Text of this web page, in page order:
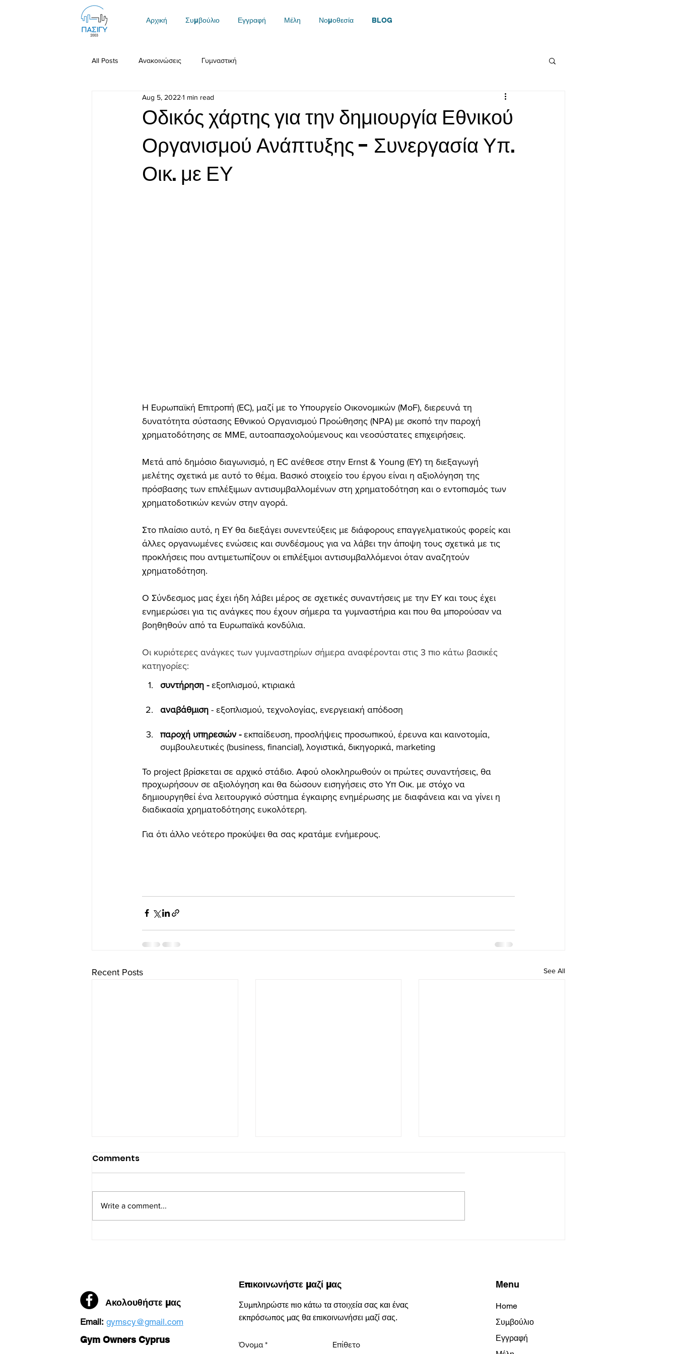
Αρχική Συμβούλιο Εγγραφή Μέλη Νομοθεσία BLOG
All Posts Ανακοινώσεις Γυμναστική
Οδικός χάρτης για την δημιουργία Εθνικού
Οργανισμού Ανάπτυξης - Συνεργασία Υπ.
Οικ. με ΕΥ
Aug 5, 2022 1 min read
Η Ευρωπαϊκή Επιτροπή (EC), μαζί με το Υπουργείο Οικονομικών (MoF), διερευνά τη
δυνατότητα σύστασης Εθνικού Οργανισμού Προώθησης (NPA) με σκοπό την παροχή
χρηματοδότησης σε ΜΜΕ, αυτοαπασχολούμενους και νεοσύστατες επιχειρήσεις.
Μετά από δημόσιο διαγωνισμό, η EC ανέθεσε στην Ernst & Young (EY) τη διεξαγωγή
μελέτης σχετικά με αυτό το θέμα. Βασικό στοιχείο του έργου είναι η αξιολόγηση της
πρόσβασης των επιλέξιμων αντισυμβαλλομένων στη χρηματοδότηση και ο εντοπισμός των
χρηματοδοτικών κενών στην αγορά.
Στο πλαίσιο αυτό, η EY θα διεξάγει συνεντεύξεις με διάφορους επαγγελματικούς φορείς και
άλλες οργανωμένες ενώσεις και συνδέσμους για να λάβει την άποψη τους σχετικά με τις
προκλήσεις που αντιμετωπίζουν οι επιλέξιμοι αντισυμβαλλόμενοι όταν αναζητούν
χρηματοδότηση.
Ο Σύνδεσμος μας έχει ήδη λάβει μέρος σε σχετικές συναντήσεις με την ΕΥ και τους έχει
ενημερώσει για τις ανάγκες που έχουν σήμερα τα γυμναστήρια και που θα μπορούσαν να
βοηθηθούν από τα Ευρωπαϊκά κονδύλια.
Οι κυριότερες ανάγκες των γυμναστηρίων σήμερα αναφέρονται στις 3 πιο κάτω βασικές
κατηγορίες:
συντήρηση - εξοπλισμού, κτιριακά
αναβάθμιση - εξοπλισμού, τεχνολογίας, ενεργειακή απόδοση
παροχή υπηρεσιών - εκπαίδευση, προσλήψεις προσωπικού, έρευνα και καινοτομία,
συμβουλευτικές (business, financial), λογιστικά, δικηγορικά, marketing
Το project βρίσκεται σε αρχικό στάδιο. Αφού ολοκληρωθούν οι πρώτες συναντήσεις, θα
προχωρήσουν σε αξιολόγηση και θα δώσουν εισηγήσεις στο Υπ Οικ. με στόχο να
δημιουργηθεί ένα λειτουργικό σύστημα έγκαιρης ενημέρωσης με διαφάνεια και να γίνει η
διαδικασία χρηματοδότησης ευκολότερη.
Για ότι άλλο νεότερο προκύψει θα σας κρατάμε ενήμερους.
Recent Posts See All
Αποτελέσματα έκθεσης της
Ο Παγκύπριος Σύνδεσμος
Ιδιοκτητών Γυμναστηρίων
Ο Παγκύπριος Σύνδεσμος
ΑΝΑΚΟΙΝΩΣΗ ΕΠΙΤΡΟΠΟΥ
Comments
Write a comment...
Ακολουθήστε μας
Email: gymscy@gmail.com
Gym Owners Cyprus
Επικοινωνήστε μαζί μας
Συμπληρώστε πιο κάτω τα στοιχεία σας και ένας
εκπρόσωπος μας θα επικοινωνήσει μαζί σας.
Όνομα Επίθετο
Menu
Home
Συμβούλιο
Εγγραφή